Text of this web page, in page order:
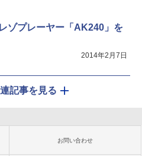
ゾプレーヤー「AK240」を
2014年2月7日
記事を見る
お問い合わせ